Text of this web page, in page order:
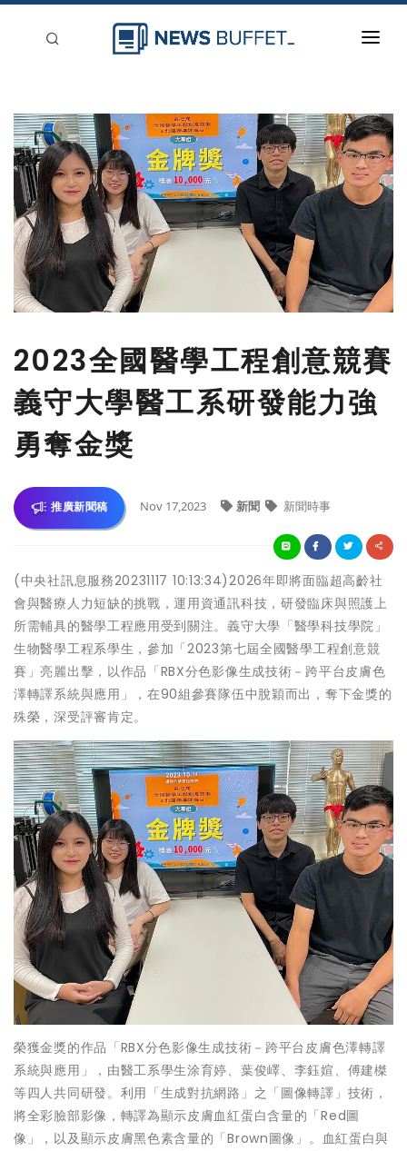
新聞稿分類
登入
刊登
2023全國醫學工程創意競賽
義守大學醫工系研發能力強
勇奪金獎
推廣新聞稿 Nov 17,2023 新聞 新聞時事
(中央社訊息服務20231117 10:13:34)2026年即將面臨超高齡社
會與醫療人力短缺的挑戰，運用資通訊科技，研發臨床與照護上
所需輔具的醫學工程應用受到關注。義守大學「醫學科技學院」
生物醫學工程系學生，參加「2023第七屆全國醫學工程創意競
賽」亮麗出擊，以作品「RBX分色影像生成技術－跨平台皮膚色
澤轉譯系統與應用」，在90組參賽隊伍中脫穎而出，奪下金獎的
殊榮，深受評審肯定。
榮獲金獎的作品「RBX分色影像生成技術－跨平台皮膚色澤轉譯
系統與應用」，由醫工系學生涂育婷、葉俊嶧、李鈺媗、傅建榤
等四人共同研發。利用「生成對抗網路」之「圖像轉譯」技術，
將全彩臉部影像，轉譯為顯示皮膚血紅蛋白含量的「Red圖
像」，以及顯示皮膚黑色素含量的「Brown圖像」。血紅蛋白與